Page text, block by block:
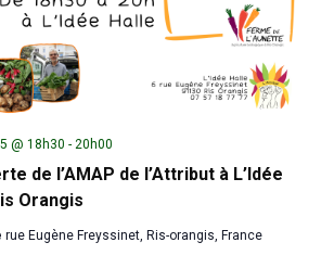
de l’AMAP de l’Attribut à L’Idée
Orangis
@ 18h30 - 20h00
rue Eugène Freyssinet, Ris-orangis, France